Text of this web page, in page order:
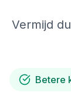
Vermijd
Betere